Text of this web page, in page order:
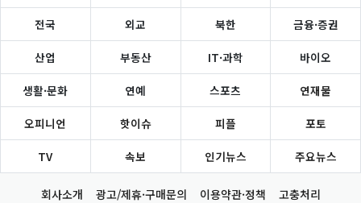
전국 외교 북한 금융·증권
산업 부동산 IT·과학 바이오
생활·문화 연예 스포츠 연재물
오피니언 핫이슈 피플 포토
TV 속보 인기뉴스 주요뉴스
회사소개 광고/제휴·구매문의 이용약관·정책 고충처리